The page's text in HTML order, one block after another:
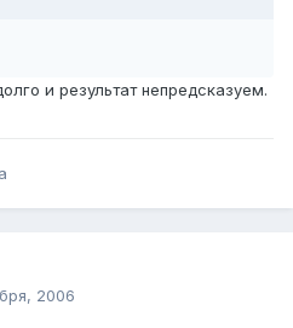
и результат непредсказуем.
2006